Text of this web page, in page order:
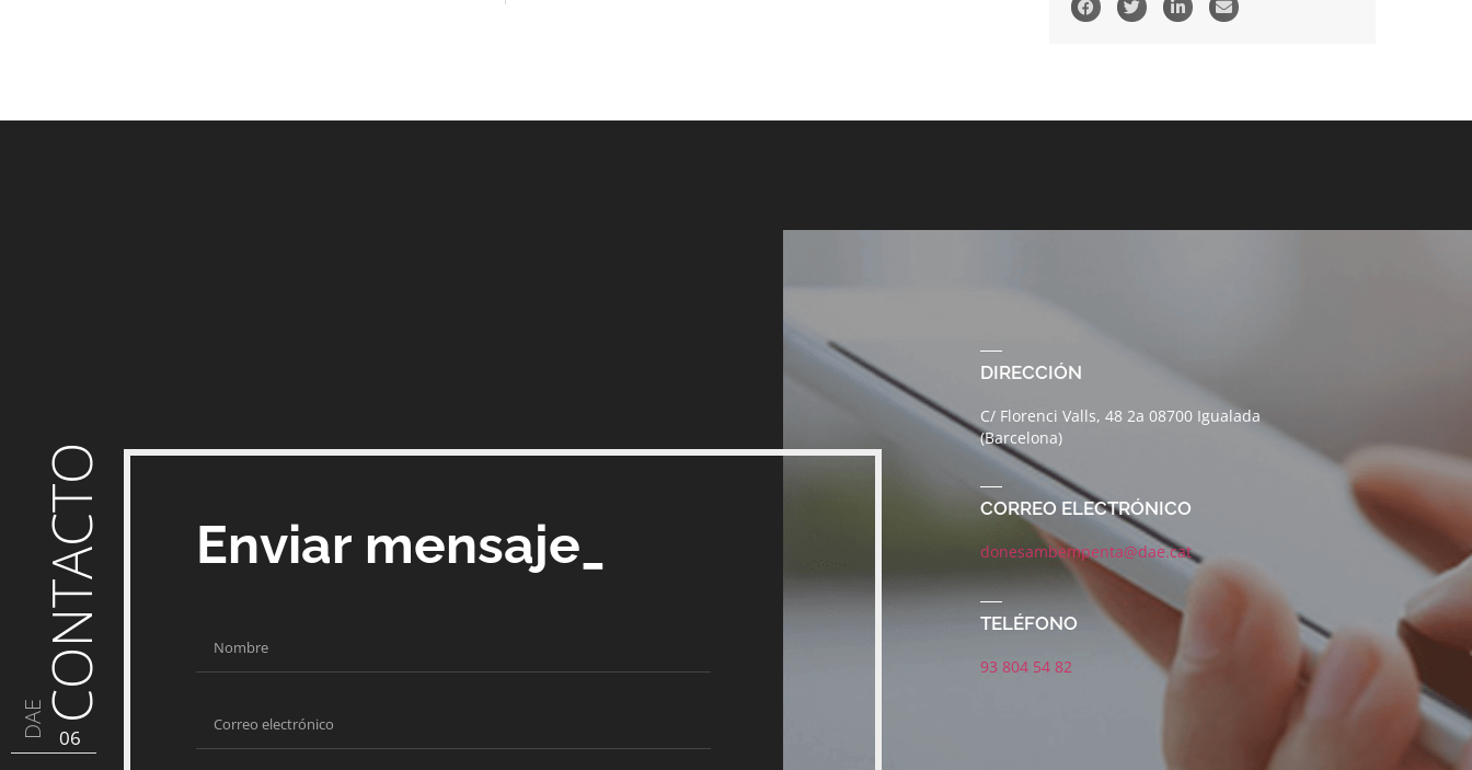
DAE CONTACTO
06
Enviar mensaje_
DIRECCIÓN
C/ Florenci Valls, 48 2a 08700 Igualada
(Barcelona)
CORREO ELECTRÓNICO
donesambempenta@dae.cat
TELÉFONO
93 804 54 82